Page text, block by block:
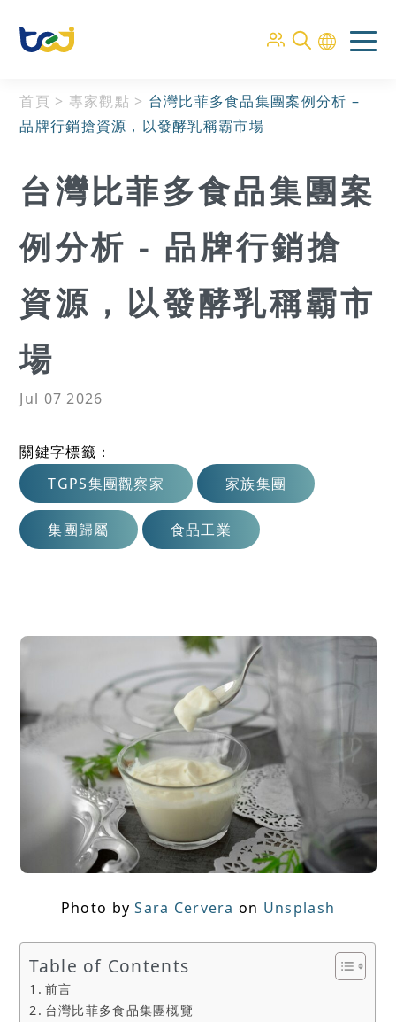
首頁 > 專家觀點 > 台灣比菲多食品集團案例分析 –
品牌行銷搶資源，以發酵乳稱霸市場
台灣比菲多食品集團案
例分析 - 品牌行銷搶
資源，以發酵乳稱霸市
場
Jul 07 2026
關鍵字標籤：
TGPS集團觀察家
家族集團
集團歸屬 食品工業
Photo bySara Cervera on Unsplash
Table of Contents
前言
台灣比菲多食品集團概覽